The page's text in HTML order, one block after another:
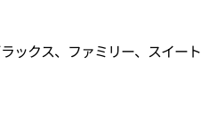
ックス、ファミリー、スイート